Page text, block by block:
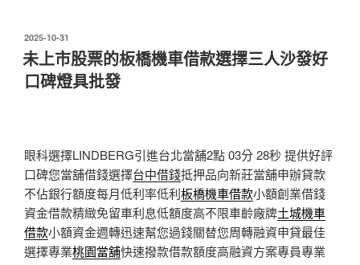
發
佈
於
2025-10-31
未上市股票的板橋機車借款選擇三人沙發好
口碑燈具批發
眼科選擇LINDBERG引進台北當舖2點 03分 28秒 提供好評
口碑您當舖借錢選擇台中借錢抵押品向新莊當舖申辦貸款
不佔銀行額度每月低利率低利板橋機車借款小額創業借錢
資金借款精緻免留車利息低額度高不限車齡廠牌土城機車
借款小額資金週轉迅速幫您過錢關替您周轉融資申貸最佳
選擇專業桃園當舖快速撥款借款額度高融資方案專員專業